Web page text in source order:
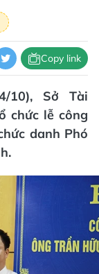
Copy link
10), Sở Tài
chức lễ công
danh Phó